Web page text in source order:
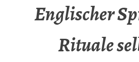
Englischer
Rituale